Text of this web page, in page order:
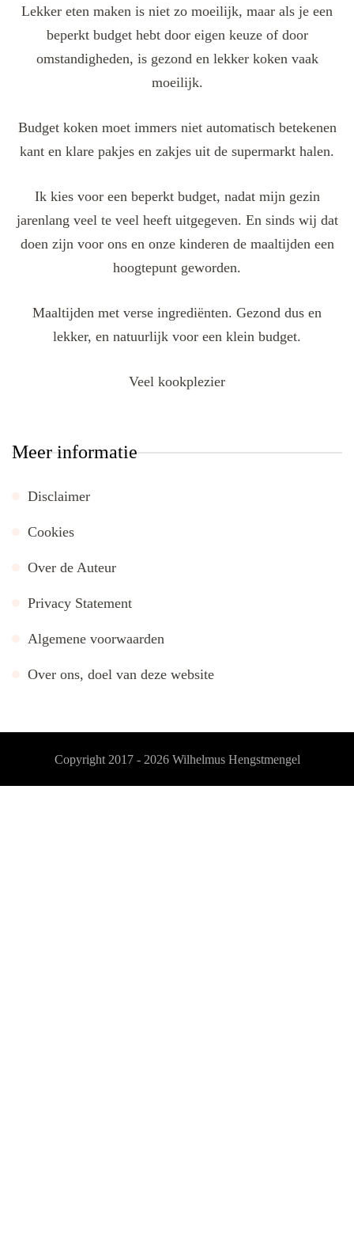
Lekker eten maken is niet zo moeilijk, maar als je een
beperkt budget hebt door eigen keuze of door
omstandigheden, is gezond en lekker koken vaak
moeilijk.
Budget koken moet immers niet automatisch betekenen
kant en klare pakjes en zakjes uit de supermarkt halen.
Ik kies voor een beperkt budget, nadat mijn gezin
jarenlang veel te veel heeft uitgegeven. En sinds wij dat
doen zijn voor ons en onze kinderen de maaltijden een
hoogtepunt geworden.
Maaltijden met verse ingrediënten. Gezond dus en
lekker, en natuurlijk voor een klein budget.
Veel kookplezier
Meer informatie
Disclaimer
Cookies
Over de Auteur
Privacy Statement
Algemene voorwaarden
Over ons, doel van deze website
Copyright 2017 - 2026 Wilhelmus Hengstmengel